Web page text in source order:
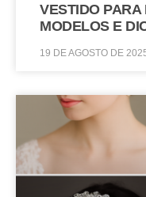
VESTIDO PARA
MODELOS E
19 DE AGOSTO DE